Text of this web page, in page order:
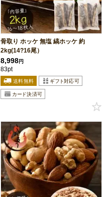
骨取り ホッケ 無塩 縞ホッケ 約
2kg(14?16尾）
8,998円
83pt